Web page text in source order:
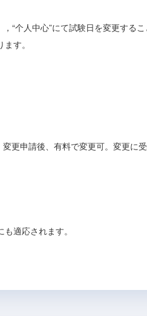
“个人中心”にて試験日を変更する
す。
更申請後、有料で変更可。変更に
適応されます。